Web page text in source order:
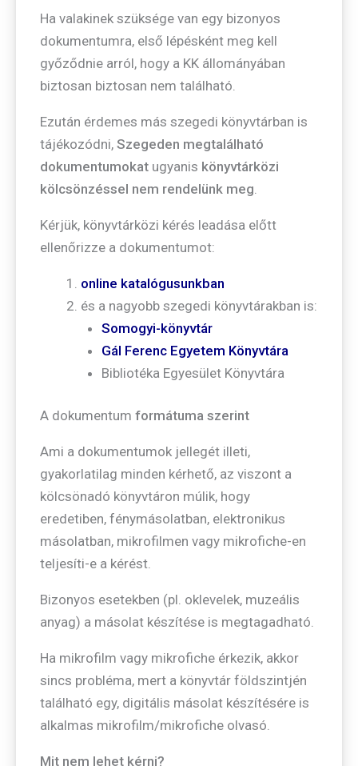
Ha valakinek szüksége van egy bizonyos
dokumentumra, első lépésként meg kell
győződnie arról, hogy a KK állományában
biztosan biztosan nem található.
Ezután érdemes más szegedi könyvtárban is
tájékozódni, Szegeden megtalálható
dokumentumokat ugyanis könyvtárközi
kölcsönzéssel nem rendelünk meg
Kérjük, könyvtárközi kérés leadása előtt
ellenőrizze a dokumentumot:
online katalógusunkban
és a nagyobb szegedi könyvtárakban is:
Somogyi-könyvtár
Gál Ferenc Egyetem Könyvtára
Bibliotéka Egyesület Könyvtára
A dokumentum formátuma szerint
Ami a dokumentumok jellegét illeti,
gyakorlatilag minden kérhető, az viszont a
kölcsönadó könyvtáron múlik, hogy
eredetiben, fénymásolatban, elektronikus
másolatban, mikrofilmen vagy mikrofiche-en
teljesíti-e a kérést.
Bizonyos esetekben (pl. oklevelek, muzeális
anyag) a másolat készítése is megtagadható.
Ha mikrofilm vagy mikrofiche érkezik, akkor
sincs probléma, mert a könyvtár földszintjén
található egy, digitális másolat készítésére is
alkalmas mikrofilm/mikrofiche olvasó.
Mit nem lehet kérni?